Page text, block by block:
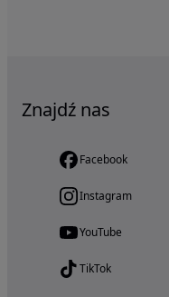
Znajdź nas
Facebook
Instagram
YouTube
TikTok